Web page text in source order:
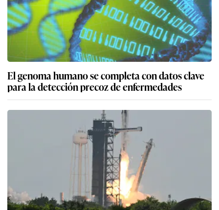
El genoma humano se completa con datos clave
para la detección precoz de enfermedades